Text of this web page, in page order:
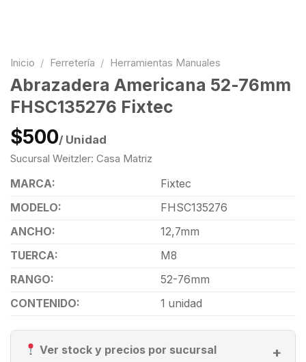
Inicio / Ferretería / Herramientas Manuales
Abrazadera Americana 52-76mm
FHSC135276 Fixtec
$500/ Unidad
Sucursal Weitzler: Casa Matriz
MARCA:
Fixtec
MODELO:
FHSC135276
ANCHO:
12,7mm
TUERCA:
M8
RANGO:
52-76mm
CONTENIDO:
1 unidad
Ver stock y precios por sucursal